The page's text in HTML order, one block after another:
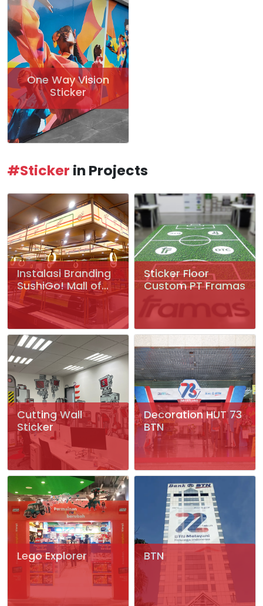
One Way Vision
Sticker
#Sticker in Projects
Instalasi Branding
SushiGo! Mall of
Serang
Sticker Floor
Custom PT Framas
Cutting Wall
Sticker
Decoration HUT 73
BTN
Lego Explorer BTN